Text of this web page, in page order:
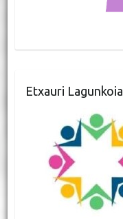
Etxauri Lagunkoia